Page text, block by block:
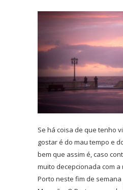
Se há coisa de que tenho
gostar é do mau tempo e
bem que assim é, caso
muito decepcionada com
Porto neste fim de